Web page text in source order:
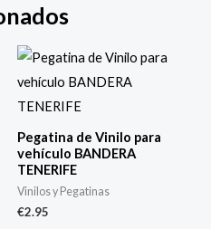
Pegatina de Vinilo para
vehículo BANDERA
TENERIFE
Vinilos y Pegatinas
€2.95